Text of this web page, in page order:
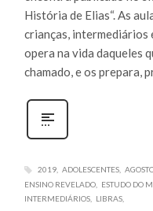
História de Elias“. As
crianças, intermediários
opera na vida daqueles
chamado, e os prepara,
2019 ADOLESCENTES
ENSINO REVELADO
ESTUDO DO
INTERMEDIÁRIOS
LIBRAS